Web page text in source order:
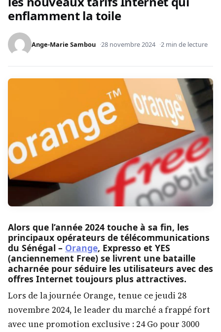
enflamment la toile
Ange-Marie Sambou 28 novembre 2024 2 min de lecture
Alors que l’année 2024 touche à sa fin, les
principaux opérateurs de télécommunications
du Sénégal – Orange, Expresso et YES
(anciennement Free) se livrent une bataille
acharnée pour séduire les utilisateurs avec des
offres Internet toujours plus attractives.
Lors de la journée Orange, tenue ce jeudi 28
novembre 2024, le leader du marché a frappé fort
avec une promotion exclusive : 24 Go pour 3000